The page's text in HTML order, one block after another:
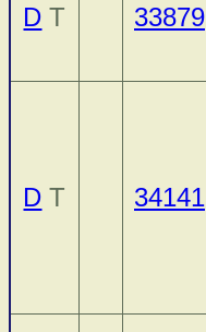
D T 33879
D T 34141